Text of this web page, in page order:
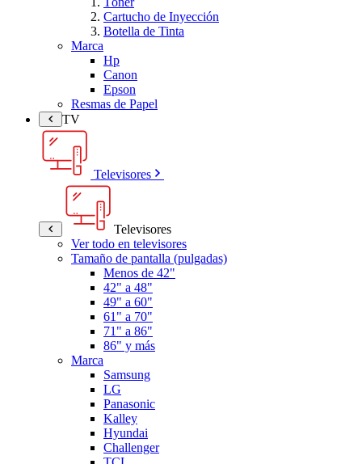
Cartucho de Inyección
Botella de Tinta
Marca
Hp
Canon
Epson
Resmas de Papel
TV
Televisores
Televisores
Ver todo en televisores
Tamaño de pantalla (pulgadas)
Menos de 42"
42" a 48"
49" a 60"
61" a 70"
71" a 86"
86" y más
Marca
Samsung
LG
Panasonic
Kalley
Hyundai
Challenger